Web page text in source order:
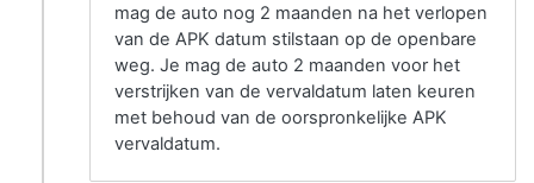
mag de auto nog 2 maanden na het verlopen
van de APK datum stilstaan op de openbare
weg. Je mag de auto 2 maanden voor het
verstrijken van de vervaldatum laten keuren
met behoud van de oorspronkelijke APK
vervaldatum.